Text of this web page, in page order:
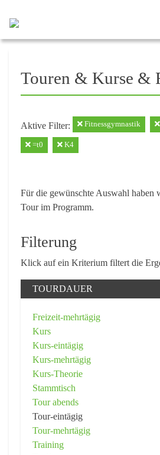
Touren & Kurse &
Aktive Filter: Fitnessgymnastik
=t0 K4
Für die gewünschte Auswahl haben
Tour im Programm.
Filterung
Klick auf ein Kriterium filtert die
TOURDAUER
Freizeit-mehrtägig
Kurs
Kurs-eintägig
Kurs-mehrtägig
Kurs-Theorie
Stammtisch
Tour abends
Tour-eintägig
Tour-mehrtägig
Training